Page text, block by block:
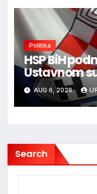
Politika
HSP BiH
Ustavnom
ovjere
Kovačevića
AUG 6, 2026
Search